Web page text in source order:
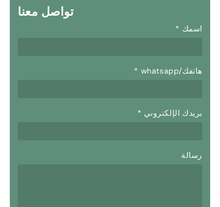
تواصل معنا
اسمك *
هاتفك/whatsapp *
بريدك الإلكتروني *
رسالة